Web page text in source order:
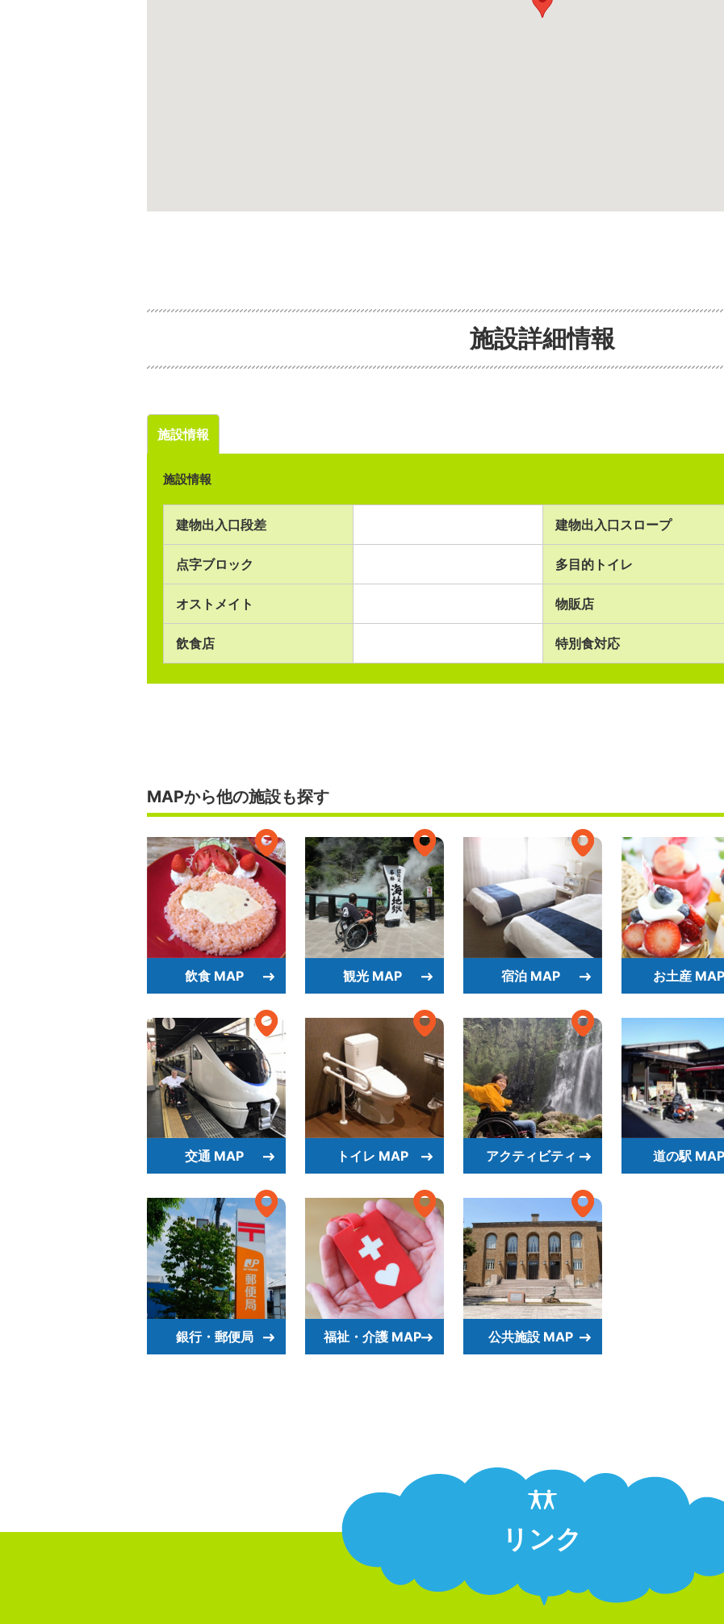
施設詳細情報
施設情報
施設情報
建物出入口段差 建物出入口スロープ
点字ブロック 多目的トイレ
オストメイト 物販店
飲食店 特別食対応
MAPから他の施設も探す
飲食 MAP 観光 MAP 宿泊 MAP お土産 MAP
交通 MAP トイレ MAP アクティビティ 道の駅 MAP
銀行・郵便局 福祉・介護 MAP 公共施設 MAP
リンク